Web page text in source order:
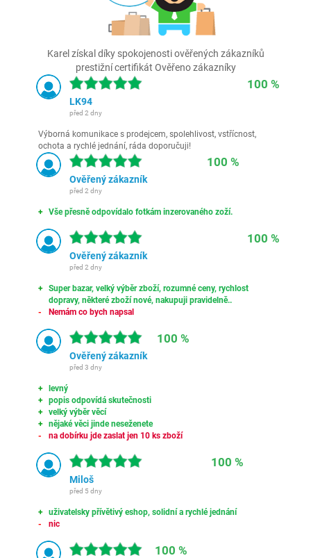
Karel získal díky spokojenosti ověřených zákazníků
prestižní certifikát Ověřeno zákazníky
100 %
LK94
před 2 dny
Výborná komunikace s prodejcem, spolehlivost, vstřícnost,
ochota a rychlé jednání, ráda doporučuji!
100 %
Ověřený zákazník
před 2 dny
Vše přesně odpovídalo fotkám inzerovaného zoží.
100 %
Ověřený zákazník
před 2 dny
Super bazar, velký výběr zboží, rozumné ceny, rychlost
dopravy, některé zboží nové, nakupuji pravidelně..
Nemám co bych napsal
100 %
Ověřený zákazník
před 3 dny
levný
popis odpovídá skutečnosti
velký výběr věcí
nějaké věci jinde neseženete
na dobírku jde zaslat jen 10 ks zboží
100 %
Miloš
před 5 dny
uživatelsky přívětivý eshop, solidní a rychlé jednání
nic
100 %